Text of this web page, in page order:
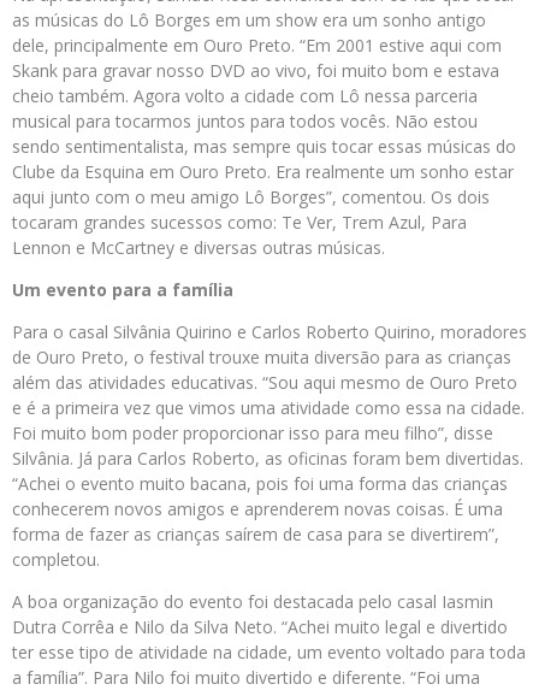
as músicas do Lô Borges em um show era um sonho antigo
dele, principalmente em Ouro Preto. “Em 2001 estive aqui com
Skank para gravar nosso DVD ao vivo, foi muito bom e estava
cheio também. Agora volto a cidade com Lô nessa parceria
musical para tocarmos juntos para todos vocês. Não estou
sendo sentimentalista, mas sempre quis tocar essas músicas do
Clube da Esquina em Ouro Preto. Era realmente um sonho estar
aqui junto com o meu amigo Lô Borges”, comentou. Os dois
tocaram grandes sucessos como: Te Ver, Trem Azul, Para
Lennon e McCartney e diversas outras músicas.
Um evento para a família
Para o casal Silvânia Quirino e Carlos Roberto Quirino, moradores
de Ouro Preto, o festival trouxe muita diversão para as crianças
além das atividades educativas. “Sou aqui mesmo de Ouro Preto
e é a primeira vez que vimos uma atividade como essa na cidade.
Foi muito bom poder proporcionar isso para meu filho”, disse
Silvânia. Já para Carlos Roberto, as oficinas foram bem divertidas.
“Achei o evento muito bacana, pois foi uma forma das crianças
conhecerem novos amigos e aprenderem novas coisas. É uma
forma de fazer as crianças saírem de casa para se divertirem”,
completou.
A boa organização do evento foi destacada pelo casal Iasmin
Dutra Corrêa e Nilo da Silva Neto. “Achei muito legal e divertido
ter esse tipo de atividade na cidade, um evento voltado para toda
a família”. Para Nilo foi muito divertido e diferente. “Foi uma